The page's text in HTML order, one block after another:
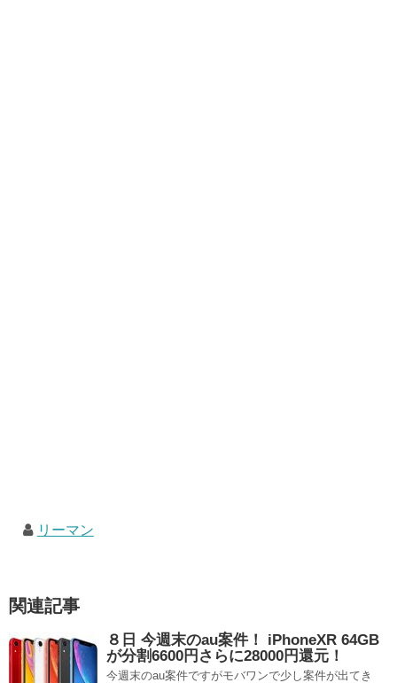
リーマン
関連記事
８日 今週末のau案件！ iPhoneXR 64GB
が分割6600円さらに28000円還元！
今週末のau案件ですがモバワンで少し案件が出てき